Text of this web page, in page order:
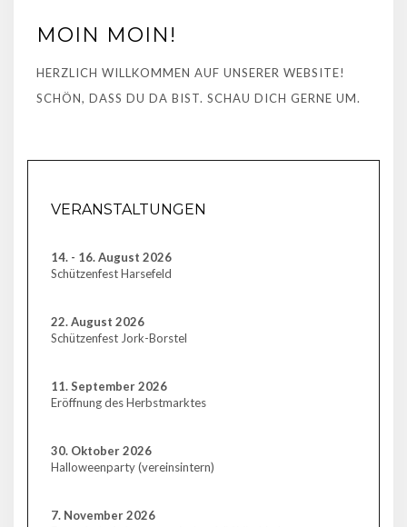
MOIN MOIN!
HERZLICH WILLKOMMEN AUF UNSERER WEBSITE!
SCHÖN, DASS DU DA BIST. SCHAU DICH GERNE UM.
VERANSTALTUNGEN
14. - 16. August 2026
Schützenfest Harsefeld
22. August 2026
Schützenfest Jork-Borstel
11. September 2026
Eröffnung des Herbstmarktes
30. Oktober 2026
Halloweenparty (vereinsintern)
7. November 2026